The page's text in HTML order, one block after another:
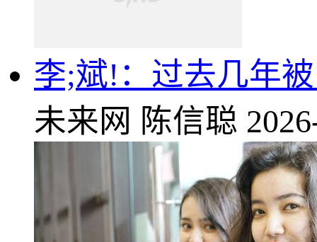
李;斌!：过去几年
未来网 陈信聪